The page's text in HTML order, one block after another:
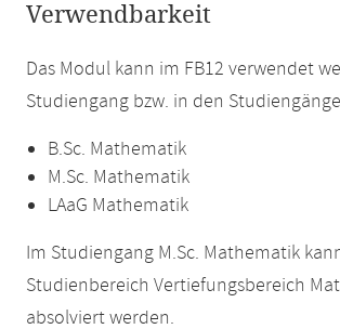
Verwendbarkeit
Das Modul kann im FB12 verwendet
Studiengang bzw. in den
B.Sc. Mathematik
M.Sc. Mathematik
LAaG Mathematik
Im Studiengang M.Sc. Mathematik
Studienbereich Vertiefungsbereich
absolviert werden.